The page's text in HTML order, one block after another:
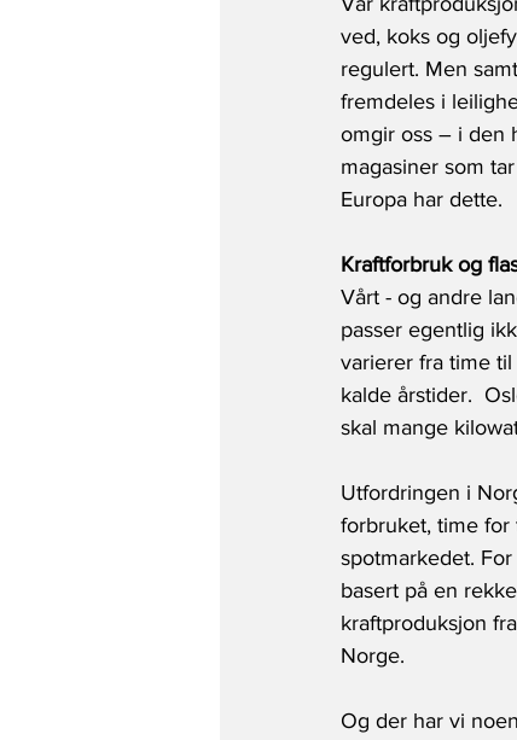
ved, koks og
regulert. Men
fremdeles i
omgir oss – i den
magasiner som
Europa har dette.
Kraftforbruk og
Vårt - og andre
passer egentlig
varierer fra time
kalde årstider.
skal mange
Utfordringen i
forbruket, time
spotmarkedet.
basert på en
kraftproduksjon
Norge.
Og der har vi